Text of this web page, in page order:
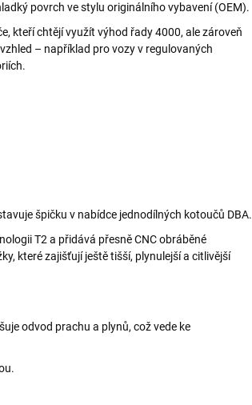
povrch ve stylu originálního vybavení (OEM).
kteří chtějí využít výhod řady 4000, ale zároveň
– například pro vozy v regulovaných
špičku v nabídce jednodílných kotoučů DBA.
T2 a přidává přesně CNC obráběné
které zajišťují ještě tišší, plynulejší a citlivější
odvod prachu a plynů, což vede ke